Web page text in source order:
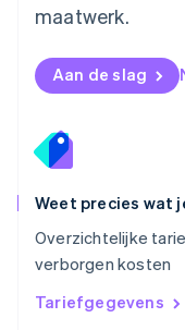
maatwerk.
Aan de slag
Weet precies wat
Overzichtelijke
verborgen kosten
Tariefgegevens
DeutschEnglish
English
Portugal
Roemenië
English
English简体中文
EnglishItaliano
Slowakije
English
Spanje